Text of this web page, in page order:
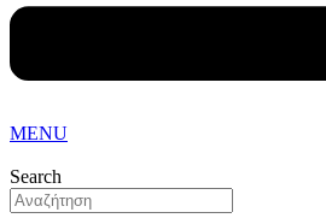
MENU
Search